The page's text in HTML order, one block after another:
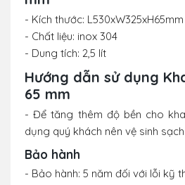
- Kích thước: L530xW325xH65mm
- Chất liệu: inox 304
- Dung tích: 2,5 lít
Hướng dẫn sử dụng
65 mm
- Để tăng thêm độ bền cho
dụng quý khách nên vệ sinh
Bảo hành
- Bảo hành: 5 năm đối với lỗi kỹ